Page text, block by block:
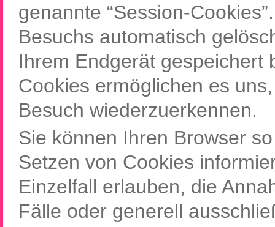
genannte “Session-
Besuchs automatisch
Ihrem Endgerät gespeichert
Cookies ermöglichen es
Besuch wiederzuerkennen.
Sie können Ihren Browser
Setzen von Cookies
Einzelfall erlauben, die
Fälle oder generell